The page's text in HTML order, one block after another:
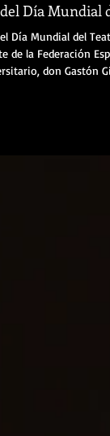
Día Mundial
Día Mundial del
de la Federación
don Gastón